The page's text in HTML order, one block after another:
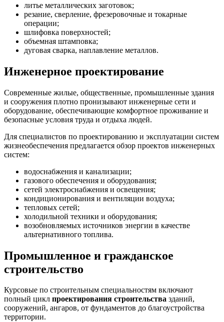
литье металлических заготовок;
резание, сверление, фрезеровочные и токарные
операции;
шлифовка поверхностей;
объемная штамповка;
дуговая сварка, наплавление металлов.
Инженерное проектирование
Современные жилые, общественные, промышленные здания
и сооружения плотно пронизывают инженерные сети и
оборудование, обеспечивающие комфортное проживание и
безопасные условия труда и отдыха людей.
Для специалистов по проектированию и эксплуатации систем
жизнеобеспечения предлагается обзор проектов инженерных
систем:
водоснабжения и канализации;
газового обеспечения и оборудования;
сетей электроснабжения и освещения;
кондиционирования и вентиляции воздуха;
тепловых сетей;
холодильной техники и оборудования;
возобновляемых источников энергии в качестве
альтернативного топлива.
Промышленное и гражданское
строительство
Курсовые по строительным специальностям включают
полный цикл проектирования строительства зданий,
сооружений, ангаров, от фундаментов до благоустройства
территории.